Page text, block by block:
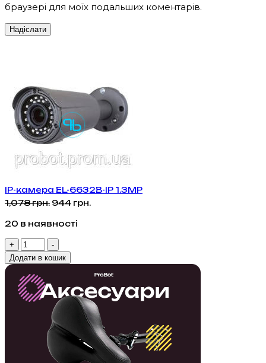
браузері для моїх подальших коментарів.
IP-камера EL-6632B-IP 1.3MP
1,078грн. Оригінальна
1,078 грн..
944 грн.
20 в наявності
+
IP-
камера
6632B-
IP
кількість
-
Додати в кошик